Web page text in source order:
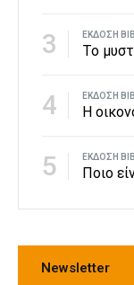
3 ΈΚΔΟΣΗ
4 ΈΚΔΟΣΗ
5 ΈΚΔΟΣΗ
Newsletter